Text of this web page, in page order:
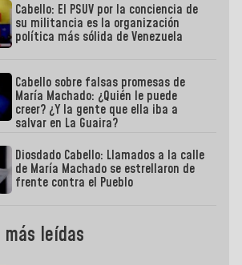
Cabello: El PSUV por la conciencia de
su militancia es la organización
política más sólida de Venezuela
Cabello sobre falsas promesas de
María Machado: ¿Quién le puede
creer? ¿Y la gente que ella iba a
salvar en La Guaira?
Diosdado Cabello: Llamados a la calle
de María Machado se estrellaron de
frente contra el Pueblo
leídas